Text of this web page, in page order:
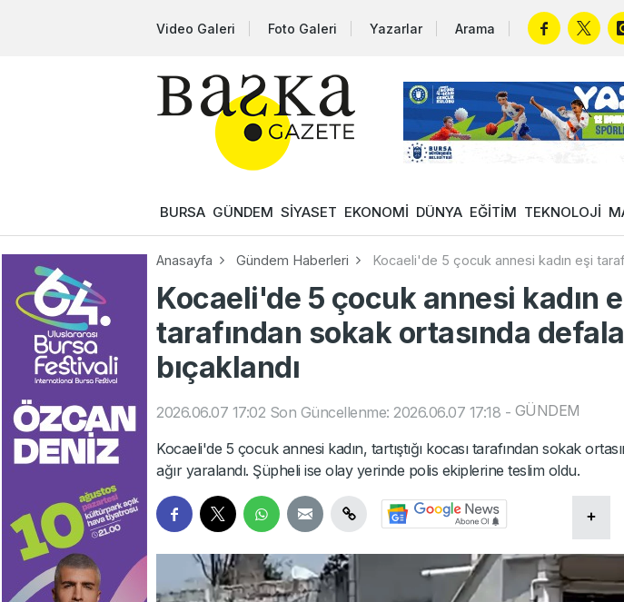
Video Galeri Foto Galeri Yazarlar Arama
BURSA GÜNDEM SİYASET EKONOMİ DÜNYA EĞİTİM TEKNOLOJİ
Anasayfa Gündem Haberleri Kocaeli'de 5 çocuk annesi kadın eşi
Kocaeli'de 5 çocuk annesi kadın
tarafından sokak ortasında
bıçaklandı
2026.06.07 17:02 Son Güncellenme: 2026.06.07 17:18 - GÜNDEM
Kocaeli'de 5 çocuk annesi kadın, tartıştığı kocası tarafından sokak
ağır yaralandı. Şüpheli ise olay yerinde polis ekiplerine teslim oldu.
+